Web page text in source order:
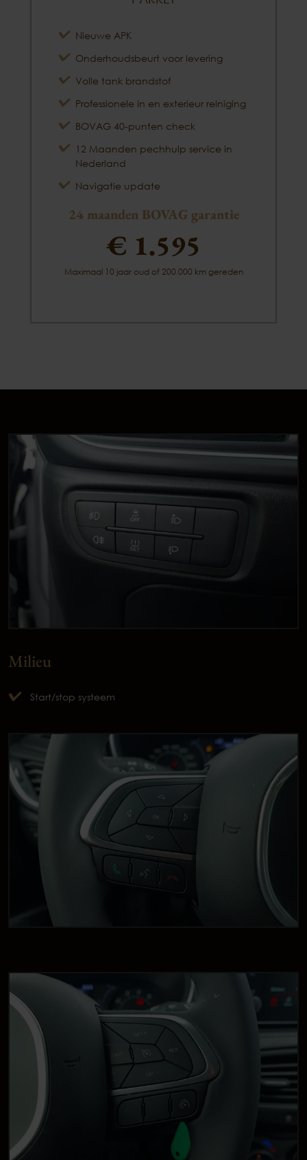
Nieuwe APK
Onderhoudsbeurt voor levering
Volle tank brandstof
Professionele in en exterieur reiniging
BOVAG 40-punten check
12 Maanden pechhulp service in
Nederland
Navigatie update
24 maanden BOVAG garantie
€ 1.595
Maximaal 10 jaar oud of 200.000 km gereden
Milieu
Start/stop systeem